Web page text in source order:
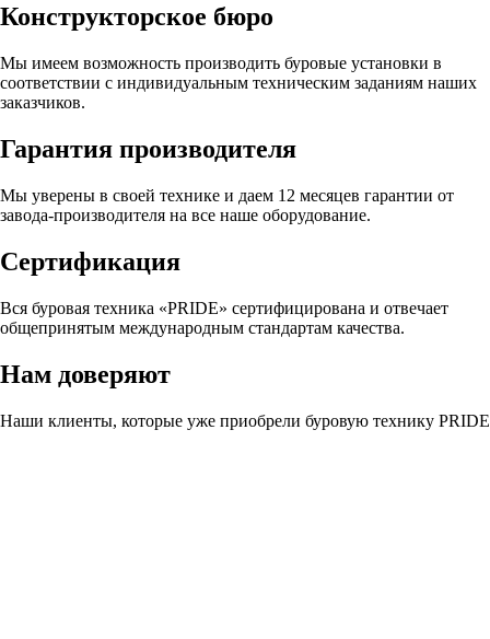
Конструкторское бюро
Мы имеем возможность производить буровые установки в
соответствии с индивидуальным техническим заданиям наших
заказчиков.
Гарантия производителя
Мы уверены в своей технике и даем 12 месяцев гарантии от
завода-производителя на все наше оборудование.
Сертификация
Вся буровая техника «PRIDE» сертифицирована и отвечает
общепринятым международным стандартам качества.
Нам доверяют
Наши клиенты, которые уже приобрели буровую технику PRIDE